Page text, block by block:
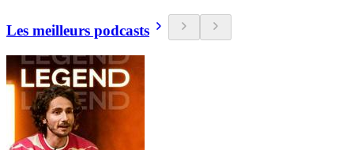
Les meilleurs podcasts